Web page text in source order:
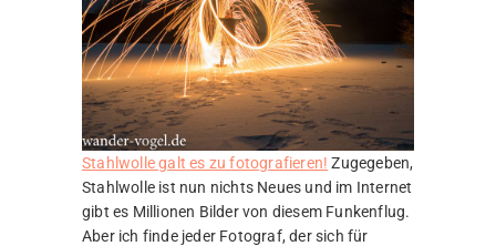
Stahlwolle galt es zu fotografieren! Zugegeben,
Stahlwolle ist nun nichts Neues und im Internet
gibt es Millionen Bilder von diesem Funkenflug.
Aber ich finde jeder Fotograf, der sich für